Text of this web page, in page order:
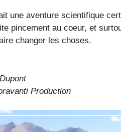
une aventure scientifique
pincement au coeur, et
changer les choses.
Production